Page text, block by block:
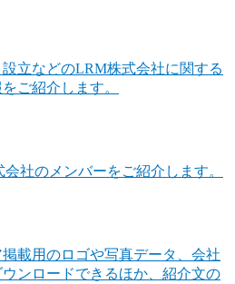
設立などのLRM株式会社に関する
ご紹介します。
社のメンバーをご紹介します。
掲載用のロゴや写真データ、会社
ンロードできるほか、紹介文の